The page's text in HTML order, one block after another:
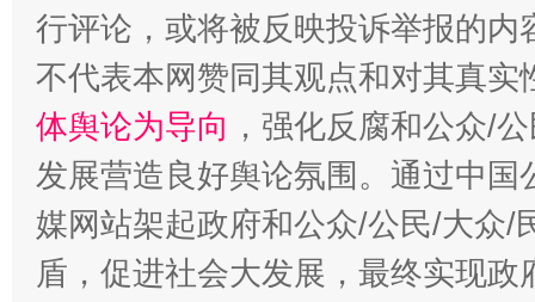
行评论，或将被反映投诉举报的
不代表本网赞同其观点和对其真实
体舆论为导向 ，强化反腐和公众/
发展营造良好舆论氛围。通过中
媒网站架起政府和公众/公民/大众/
盾，促进社会大发展，最终实现